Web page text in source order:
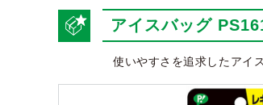
アイスバッグ
使いやすさを追求したアイ